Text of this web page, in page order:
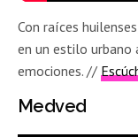
Con raíces
en un estilo urbano
emociones.//
Medved